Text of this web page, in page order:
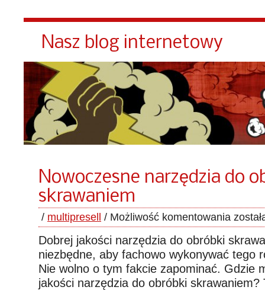
Nasz blog internetowy
Nowoczesne narzędzia do
skrawaniem
/ multipresell / Możliwość komentowania
Dobrej jakości narzędzia do obróbki
niezbędne, aby fachowo wykonywać tego
Nie wolno o tym fakcie zapominać. Gdzie
jakości narzędzia do obróbki skrawaniem?